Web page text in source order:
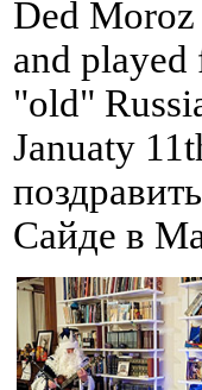
Ded
and played
"old"
Januaty
Сайде в